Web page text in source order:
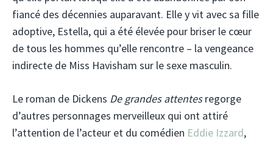
fiancé des décennies auparavant. Elle y vit avec sa fille
adoptive, Estella, qui a été élevée pour briser le cœur
de tous les hommes qu’elle rencontre – la vengeance
indirecte de Miss Havisham sur le sexe masculin.
Le roman de Dickens De grandes attentesregorge
d’autres personnages merveilleux qui ont attiré
l’attention de l’acteur et du comédien Eddie Izzard,